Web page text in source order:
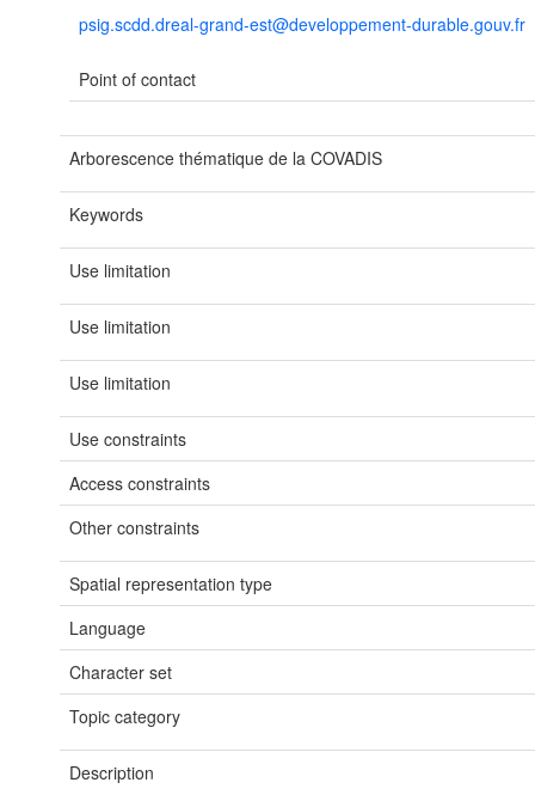
psig.scdd.dreal-grand-est@developpement-durable.gouv.fr
Point of contact
Arborescence thématique de la COVADIS
Keywords
Use limitation
Use limitation
Use limitation
Use constraints
Access constraints
Other constraints
Spatial representation type
Language
Character set
Topic category
Description